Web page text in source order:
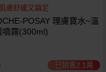
膚舒緩又鎮定
POSAY 理膚寶水~溫
噴霧(300ml)
已銷售2.1萬